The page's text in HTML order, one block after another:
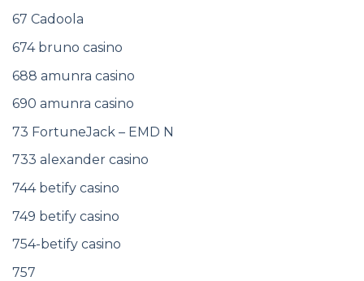
67 Cadoola
674 bruno casino
688 amunra casino
690 amunra casino
73 FortuneJack – EMD N
733 alexander casino
744 betify casino
749 betify casino
754-betify casino
757